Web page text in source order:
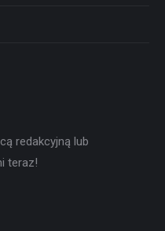
redakcyjną lub
teraz!